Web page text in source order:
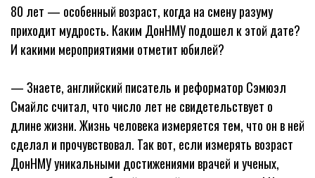
80 лет — особенный возраст, когда на смену разуму
приходит мудрость. Каким ДонНМУ подошел к этой дате?
И какими мероприятиями отметит юбилей?
— Знаете, английский писатель и реформатор Сэмюэл
Смайлс считал, что число лет не свидетельствует о
длине жизни. Жизнь человека измеряется тем, что он в ней
сделал и прочувствовал. Так вот, если измерять возраст
ДонНМУ уникальными достижениями врачей и ученых,